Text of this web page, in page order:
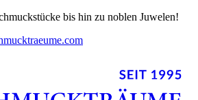
bis hin zu noblen Juwelen!